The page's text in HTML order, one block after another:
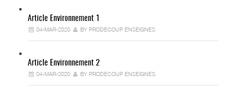
Article Environnement 1
04-MAR-2020 BY PRODECOUP ENSEIGNES
Article Environnement 2
04-MAR-2020 BY PRODECOUP ENSEIGNES